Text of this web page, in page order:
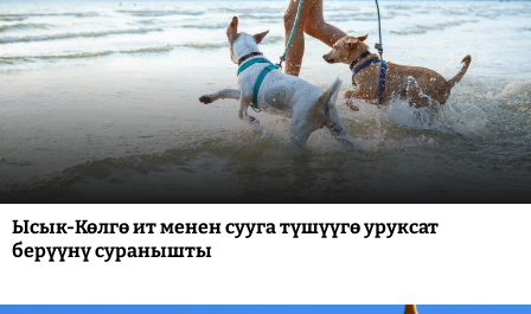
Ысык-Көлгө ит менен сууга түшүүгө уруксат
берүүнү суранышты